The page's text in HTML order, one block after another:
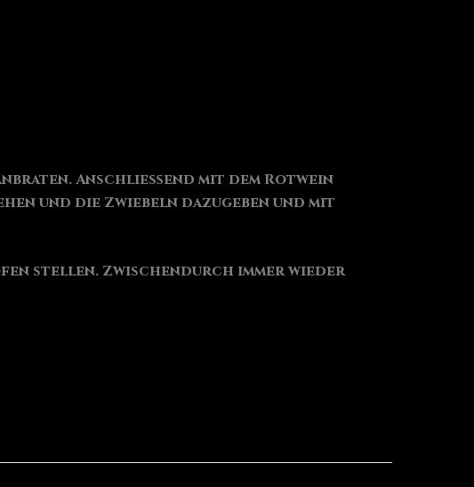
Anschließend mit dem Rotwein
und die Zwiebeln dazugeben und mit
stellen. Zwischendurch immer wieder